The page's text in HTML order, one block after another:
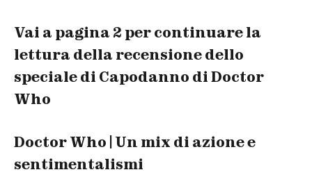
Vai a pagina 2 per continuare la
lettura della recensione dello
speciale di Capodanno di Doctor
Who
Doctor Who | Un mix di azione e
sentimentalismi